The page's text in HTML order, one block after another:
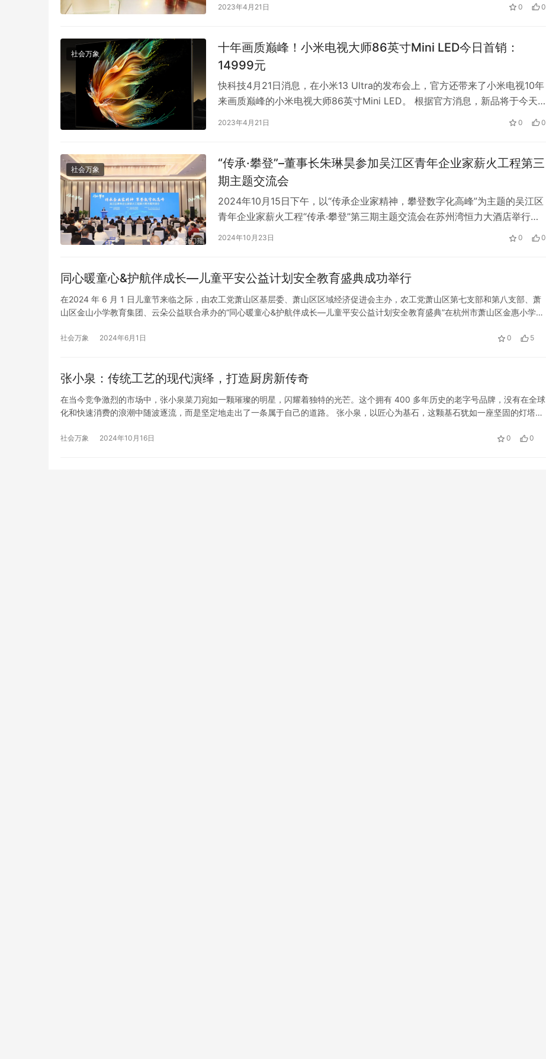
2023年4月21日 0 0
社会万象
十年画质巅峰！小米电视大师86英寸Mini LED今日首销：
14999元
快科技4月21日消息，在小米13 Ultra的发布会上，官方还带来了小米电视10年
来画质巅峰的小米电视大师86英寸Mini LED。 根据官方消息，新品将于今天
上午正式开售，建议零售价15999元，首发只要14999元。 从命名上就能看出
2023年4月21日 0 0
社会万象
“传承·攀登”–董事长朱琳昊参加吴江区青年企业家薪火工程第三
期主题交流会
2024年10月15日下午，以“传承企业家精神，攀登数字化高峰”为主题的吴江区
青年企业家薪火工程“传承·攀登”第三期主题交流会在苏州湾恒力大酒店举行。
百余位青年企业家、行业大咖、专业学者聚焦“现代化产业体系”“营商环境”“企
时…
2024年10月23日 0 0
同心暖童心&护航伴成长—儿童平安公益计划安全教育盛典成功举行
在2024 年 6 月 1 日儿童节来临之际，由农工党萧山区基层委、萧山区区域经济促进会主办，农工党萧山区第七支部和第八支部、萧
山区金山小学教育集团、云朵公益联合承办的“同心暖童心&护航伴成长—儿童平安公益计划安全教育盛典”在杭州市萧山区金惠小学举
社会万象 2024年6月1日 0 5
张小泉：传统工艺的现代演绎，打造厨房新传奇
在当今竞争激烈的市场中，张小泉菜刀宛如一颗璀璨的明星，闪耀着独特的光芒。这个拥有 400 多年历史的老字号品牌，没有在全球
化和快速消费的浪潮中随波逐流，而是坚定地走出了一条属于自己的道路。 张小泉，以匠心为基石，这颗基石犹如一座坚固的灯塔，
得了…
社会万象 2024年10月16日 0 0
马拉松鸣枪开跑
商抛弃!
没有停止，直接进入点球大战